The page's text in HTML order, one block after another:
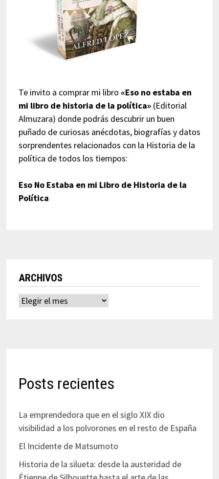
Te invito a comprar mi libro «Eso no estaba en
mi libro de historia de la política»(Editorial
Almuzara) donde podrás descubrir un buen
puñado de curiosas anécdotas, biografías y datos
sorprendentes relacionados con la Historia de la
política de todos los tiempos:
Eso No Estaba en mi Libro de Historia de la
Política
ARCHIVOS
Archivos
Posts recientes
La emprendedora que en el siglo XIX dio
visibilidad a los polvorones en el resto de España
El Incidente de Matsumoto
Historia de la silueta: desde la austeridad de